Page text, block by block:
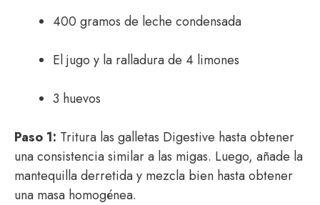
400 gramos de leche condensada
El jugo y la ralladura de 4 limones
3 huevos
Paso 1: Tritura las galletas Digestive hasta obtener
una consistencia similar a las migas. Luego, añade la
mantequilla derretida y mezcla bien hasta obtener
una masa homogénea.